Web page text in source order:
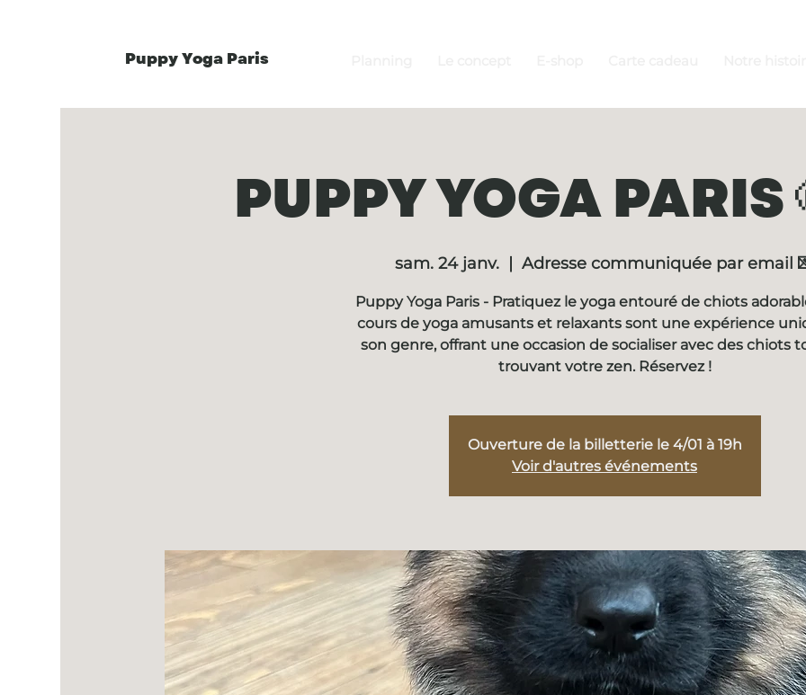
Puppy Yoga Paris
PUPPY YOGA PARIS
sam. 24 janv. Adresse communiquée par email
Puppy Yoga Paris - Pratiquez le yoga entouré de chiots
cours de yoga amusants et relaxants sont une expérience
son genre, offrant une occasion de socialiser avec des chiots
trouvant votre zen. Réservez !
Ouverture de la billetterie le 4/01 à 19h
Voir d'autres événements